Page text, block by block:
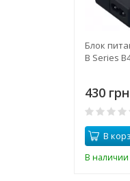
Блок
B Series
430
В
В наличии